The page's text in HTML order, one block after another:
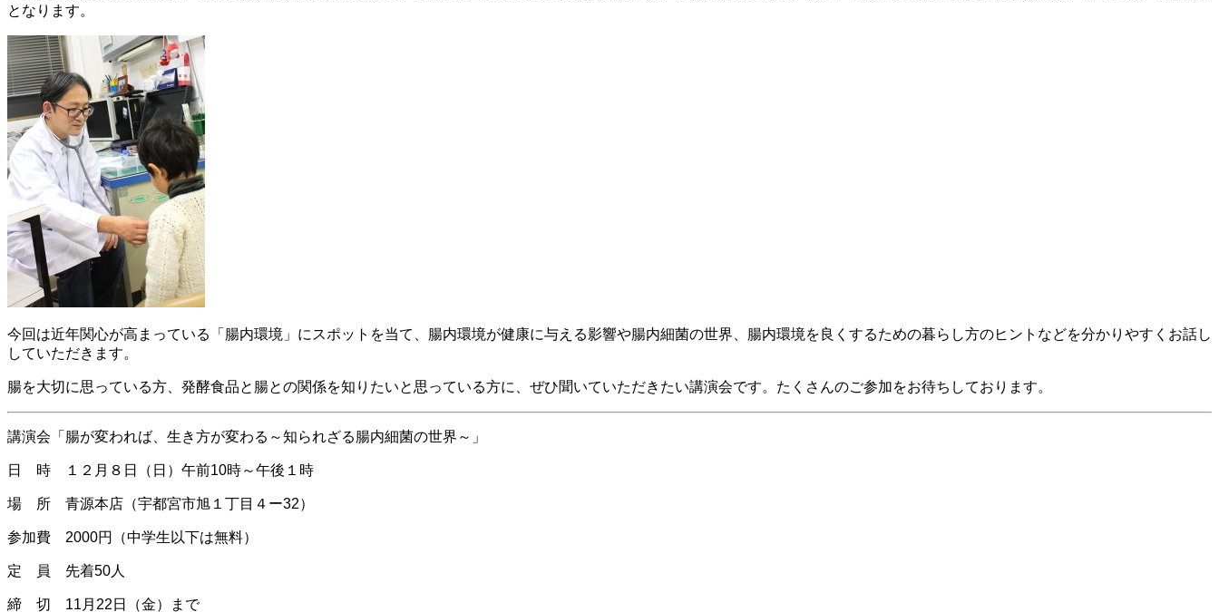
となります。
今回は近年関心が高まっている「腸内環境」にスポットを当て、腸内環境が健康に与える影響や腸内細菌の世界、腸内環境を良くするための暮らし方のヒントなどを分かりやすくお話し
していただきます。
腸を大切に思っている方、発酵食品と腸との関係を知りたいと思っている方に、ぜひ聞いていただきたい講演会です。 たくさんのご参加をお待ちしております。
講演会「腸が変われば、生き方が変わる～知られざる腸内細菌の世界～」
日 時 １２月８日（日）午前10時～午後１時
場 所 青源本店（宇都宮市旭１丁目４ー32）
参加費 2000円（中学生以下は無料）
定 員 先着50人
締 切 11月22日（金）まで